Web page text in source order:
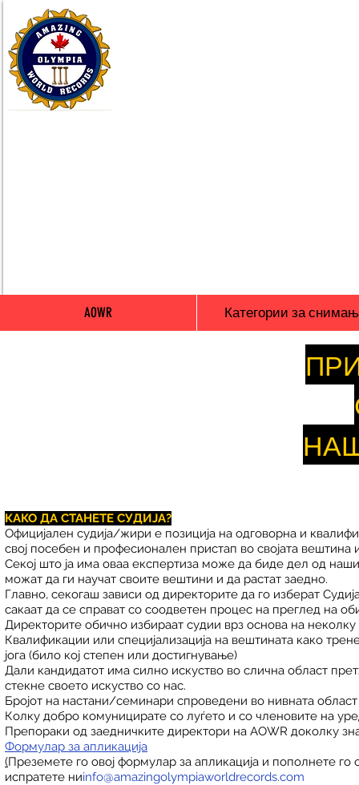
AOWR Категории за
КАКО ДА СТАНЕТЕ СУДИЈА?
Официјален судија/жири е позиција на одговорна и
свој посебен и професионален пристап во својата вештина
Секој што ја има оваа експертиза може да биде дел од
можат да ги научат своите вештини и да растат заедно.
Главно, секогаш зависи од директорите да го изберат
сакаат да се справат со соодветен процес на преглед на
Директорите обично избираат судии врз основа на
Квалификации или специјализација на вештината како
јога (било кој степен или достигнување)
Дали кандидатот има силно искуство во слична област
стекне своето искуство со нас.
Бројот на настани/семинари спроведени во нивната
Колку добро комуницирате со луѓето и со членовите на
Препораки од заедничките директори на AOWR доколку
Формулар за апликација
(Преземете го овој формулар за апликација и пополнете го
испратете ниinfo@amazingolympiaworldrecords.com